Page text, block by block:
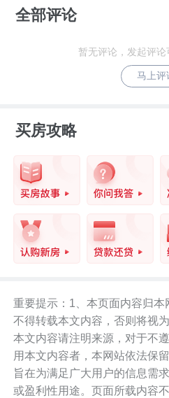
全部评论
暂无评论，发起评
马上评
买房攻略
重要提示：1、本页面内容归
不得转载本文内容，否则将视
本文内容请注明来源，对于不
用本文内容者，本网站依法保
旨在为满足广大用户的信息需
或盈利性用途。页面所载内容